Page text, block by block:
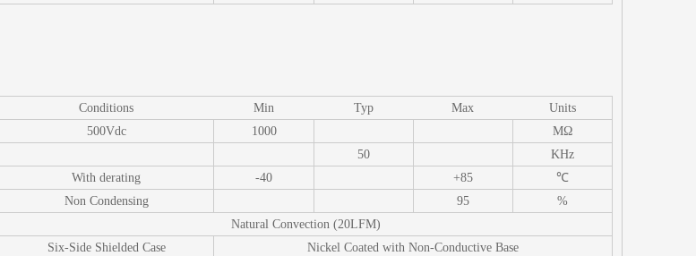
Conditions Min Typ Max
Units
500Vdc 1000
MΩ
50
KHz
With derating -40 +85
℃
Non Condensing 95
%
Natural Convection (20LFM)
Six-Side Shielded Case
Nickel Coated with Non-Conductive Base